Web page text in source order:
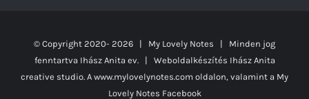
© Copyright 2020- 2026 | My Lovely Notes | Minden jog
fenntartva Ihász Anita ev. | Weboldalkészítés Ihász Anita
creative studio. A www.mylovelynotes.com oldalon, valamint a My
Lovely Notes Facebook